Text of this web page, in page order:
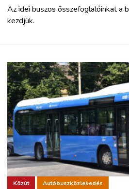
Az idei buszos összefoglalóinkat a
kezdjük.
Közút Autóbuszközlekedés